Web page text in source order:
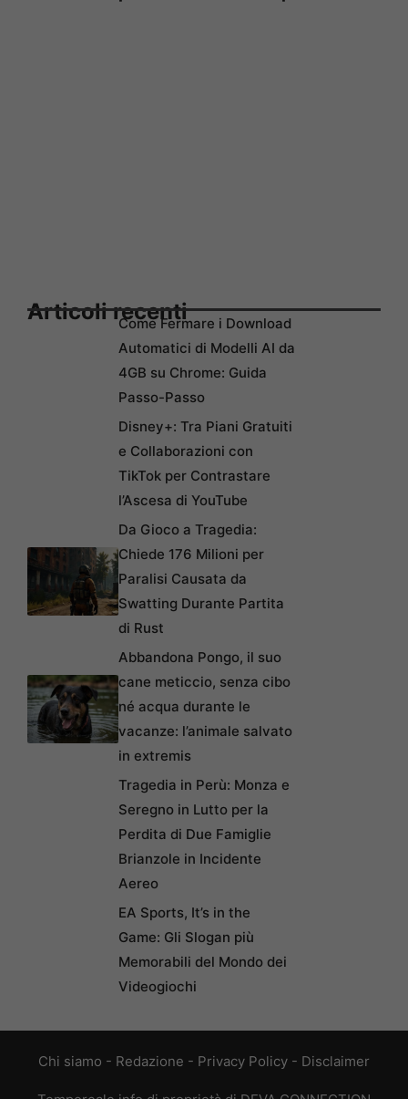
Articoli recentiCome Fermare i Download
Automatici di Modelli AI da
4GB su Chrome: Guida
Passo-Passo
Disney+: Tra Piani Gratuiti
e Collaborazioni con
TikTok per Contrastare
l’Ascesa di YouTube
Da Gioco a Tragedia:
Chiede 176 Milioni per
Paralisi Causata da
Swatting Durante Partita
di Rust
Abbandona Pongo, il suo
cane meticcio, senza cibo
né acqua durante le
vacanze: l’animale salvato
in extremis
Tragedia in Perù: Monza e
Seregno in Lutto per la
Perdita di Due Famiglie
Brianzole in Incidente
Aereo
EA Sports, It’s in the
Game: Gli Slogan più
Memorabili del Mondo dei
Videogiochi
Chi siamo - Redazione - Privacy Policy - Disclaimer